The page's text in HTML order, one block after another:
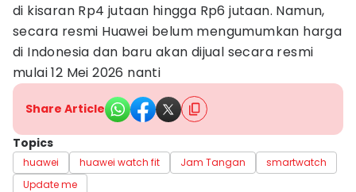
di kisaran Rp4 jutaan hingga Rp6 jutaan. Namun,
secara resmi Huawei belum mengumumkan harga
di Indonesia dan baru akan dijual secara resmi
mulai 12 Mei 2026 nanti
Share Article
Topics
huawei huawei watch fit Jam Tangan
smartwatch
Update me